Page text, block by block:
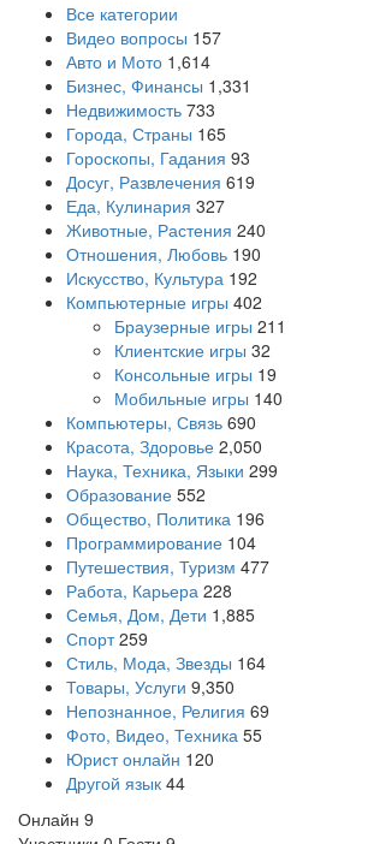
Все категории
Видео вопросы 157
Авто и Мото 1,614
Бизнес, Финансы 1,331
Недвижимость 733
Города, Страны 165
Гороскопы, Гадания 93
Досуг, Развлечения 619
Еда, Кулинария 327
Животные, Растения 240
Отношения, Любовь 190
Искусство, Культура 192
Компьютерные игры 402
Браузерные игры 211
Клиентские игры 32
Консольные игры 19
Мобильные игры 140
Компьютеры, Связь 690
Красота, Здоровье 2,050
Наука, Техника, Языки 299
Образование 552
Общество, Политика 196
Программирование 104
Путешествия, Туризм 477
Работа, Карьера 228
Семья, Дом, Дети 1,885
Спорт 259
Стиль, Мода, Звезды 164
Товары, Услуги 9,350
Непознанное, Религия 69
Фото, Видео, Техника 55
Юрист онлайн 120
Другой язык 44
Онлайн 9